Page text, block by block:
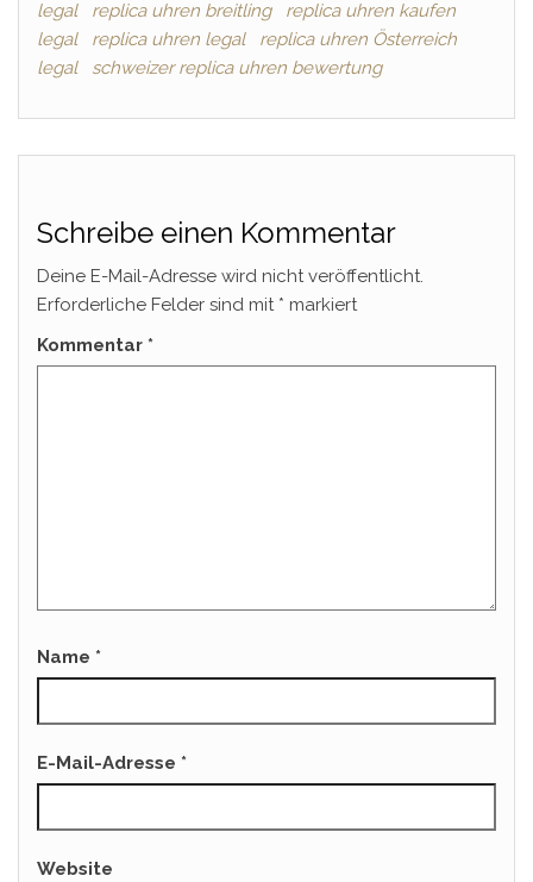
legal replica uhren breitling
replica uhren kaufen
legal
replica uhren legal
replica uhren Österreich
legal
schweizer replica uhren bewertung
Schreibe einen Kommentar
Deine E-Mail-Adresse wird nicht veröffentlicht.
Erforderliche Felder sind mit * markiert
Kommentar *
Name *
E-Mail-Adresse *
Website